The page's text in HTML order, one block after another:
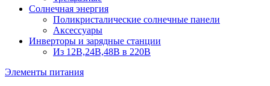
Солнечная энергия
Поликристалические солнечные панели
Аксессуары
Инверторы и зарядные станции
Из 12В,24В,48В в 220В
Элементы питания